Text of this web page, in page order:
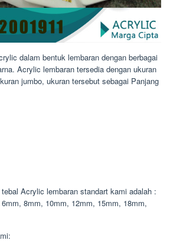
dalam bentuk lembaran dengan berbagai
Acrylic lembaran tersedia dengan ukuran
jumbo, ukuran tersebut sebagai Panjang
Acrylic lembaran standart kami adalah :
8mm, 10mm, 12mm, 15mm, 18mm,